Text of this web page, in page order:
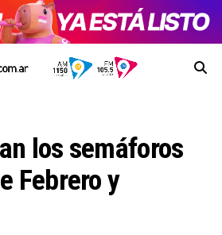
los semáforos
Febrero y